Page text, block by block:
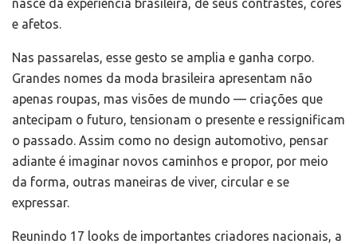
nasce da experiência brasileira, de seus contrastes, cores
e afetos.
Nas passarelas, esse gesto se amplia e ganha corpo.
Grandes nomes da moda brasileira apresentam não
apenas roupas, mas visões de mundo — criações que
antecipam o futuro, tensionam o presente e ressignificam
o passado. Assim como no design automotivo, pensar
adiante é imaginar novos caminhos e propor, por meio
da forma, outras maneiras de viver, circular e se
expressar.
Reunindo 17 looks de importantes criadores nacionais, a